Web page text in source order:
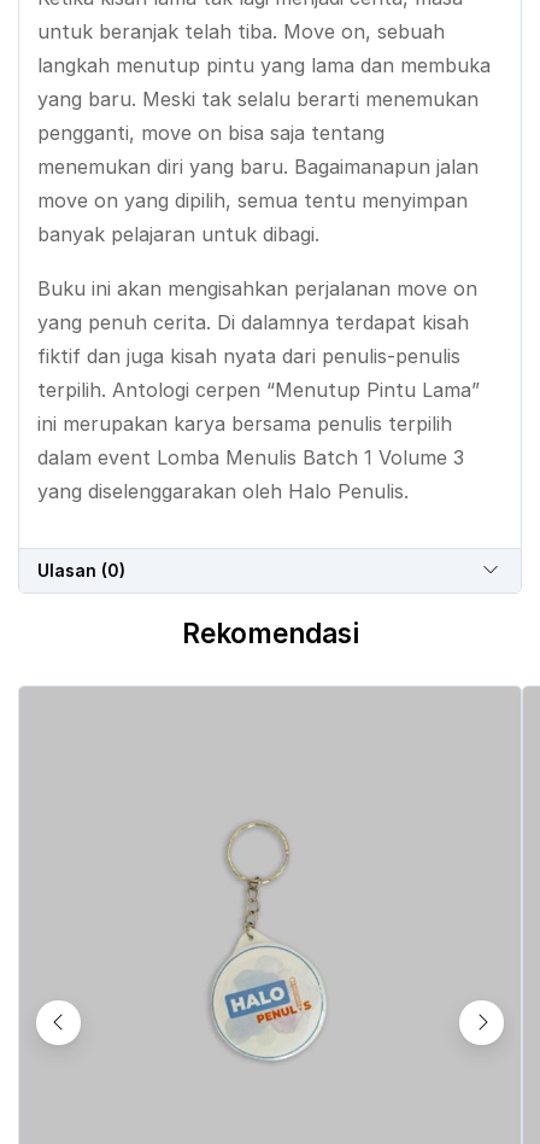
untuk beranjak telah tiba. Move on, sebuah
langkah menutup pintu yang lama dan membuka
yang baru. Meski tak selalu berarti menemukan
pengganti, move on bisa saja tentang
menemukan diri yang baru. Bagaimanapun jalan
move on yang dipilih, semua tentu menyimpan
banyak pelajaran untuk dibagi.
Buku ini akan mengisahkan perjalanan move on
yang penuh cerita. Di dalamnya terdapat kisah
fiktif dan juga kisah nyata dari penulis-penulis
terpilih. Antologi cerpen “Menutup Pintu Lama”
ini merupakan karya bersama penulis terpilih
dalam event Lomba Menulis Batch 1 Volume 3
yang diselenggarakan oleh Halo Penulis.
Ulasan (0)
Rekomendasi